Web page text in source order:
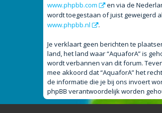
www.phpbb.com
en via de
wordt toegestaan of juist geweigerd
www.phpbb.nl
.
Je verklaart geen berichten te
land, het land waar “AquaforA” is
wordt verbannen van dit forum.
mee akkoord dat “AquaforA” het
de informatie die je bij ons invoert
phpBB verantwoordelijk worden